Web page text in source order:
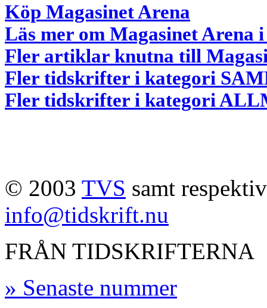
Köp Magasinet Arena
Läs mer om Magasinet Arena
Fler artiklar knutna till
Fler tidskrifter i kategori
Fler tidskrifter i kategori
© 2003 TVS samt
info@tidskrift.nu
FRÅN TIDSKRIFTERNA
» Senaste nummer